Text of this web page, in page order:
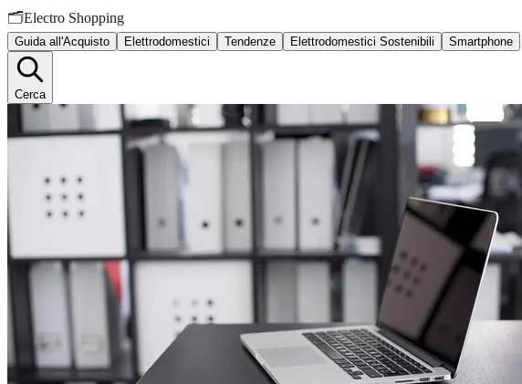
🗂️Electro Shopping
Guida all'Acquisto Elettrodomestici Tendenze Elettrodomestici Sostenibili Smartphone
Cerca